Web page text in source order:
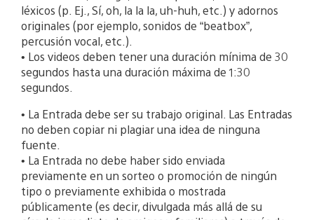
léxicos (p. Ej., Sí, oh, la la la, uh-huh, etc.) y adornos
originales (por ejemplo, sonidos de “beatbox”,
percusión vocal, etc.).
• Los videos deben tener una duración mínima de 30
segundos hasta una duración máxima de 1:30
segundos.
• La Entrada debe ser su trabajo original. Las Entradas
no deben copiar ni plagiar una idea de ninguna
fuente.
• La Entrada no debe haber sido enviada
previamente en un sorteo o promoción de ningún
tipo o previamente exhibida o mostrada
públicamente (es decir, divulgada más allá de su